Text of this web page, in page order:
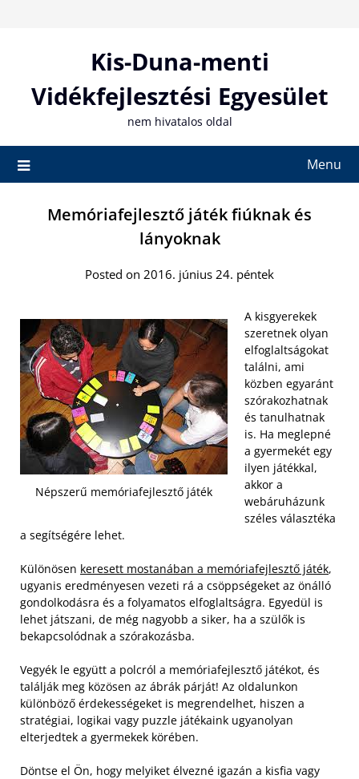
Kis-Duna-menti
Vidékfejlesztési Egyesület
nem hivatalos oldal
Menu
Memóriafejlesztő játék fiúknak és
lányoknak
Posted on 2016. június 24. péntek
Népszerű memóriafejlesztő játék
A kisgyerekek
szeretnek olyan
elfoglaltságokat
találni, ami
közben egyaránt
szórakozhatnak
és tanulhatnak
is. Ha meglepné
a gyermekét egy
ilyen játékkal,
akkor a
webáruházunk
széles választéka
a segítségére lehet.
Különösen keresett mostanában a memóriafejlesztő játék,
ugyanis eredményesen vezeti rá a csöppségeket az önálló
gondolkodásra és a folyamatos elfoglaltságra. Egyedül is
lehet játszani, de még nagyobb a siker, ha a szülők is
bekapcsolódnak a szórakozásba.
Vegyék le együtt a polcról a memóriafejlesztő játékot, és
találják meg közösen az ábrák párját! Az oldalunkon
különböző érdekességeket is megrendelhet, hiszen a
stratégiai, logikai vagy puzzle játékaink ugyanolyan
elterjedtek a gyermekek körében.
Döntse el Ön, hogy melyiket élvezné igazán a kisfia vagy